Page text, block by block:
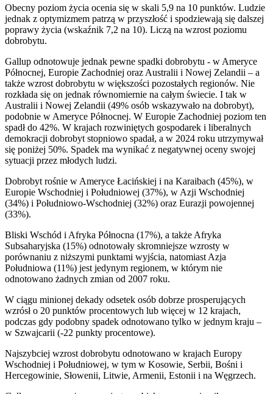
Obecny poziom życia ocenia się w skali 5,9 na 10 punktów. Ludzie
jednak z optymizmem patrzą w przyszłość i spodziewają się dalszej
poprawy życia (wskaźnik 7,2 na 10). Liczą na wzrost poziomu
dobrobytu.
Gallup odnotowuje jednak pewne spadki dobrobytu - w Ameryce
Północnej, Europie Zachodniej oraz Australii i Nowej Zelandii – a
także wzrost dobrobytu w większości pozostałych regionów. Nie
rozkłada się on jednak równomiernie na całym świecie. I tak w
Australii i Nowej Zelandii (49% osób wskazywało na dobrobyt),
podobnie w Ameryce Północnej. W Europie Zachodniej poziom ten
spadł do 42%. W krajach rozwiniętych gospodarek i liberalnych
demokracji dobrobyt stopniowo spadał, a w 2024 roku utrzymywał
się poniżej 50%. Spadek ma wynikać z negatywnej oceny swojej
sytuacji przez młodych ludzi.
Dobrobyt rośnie w Ameryce Łacińskiej i na Karaibach (45%), w
Europie Wschodniej i Południowej (37%), w Azji Wschodniej
(34%) i Południowo-Wschodniej (32%) oraz Eurazji powojennej
(33%).
Bliski Wschód i Afryka Północna (17%), a także Afryka
Subsaharyjska (15%) odnotowały skromniejsze wzrosty w
porównaniu z niższymi punktami wyjścia, natomiast Azja
Południowa (11%) jest jedynym regionem, w którym nie
odnotowano żadnych zmian od 2007 roku.
W ciągu minionej dekady odsetek osób dobrze prosperujących
wzrósł o 20 punktów procentowych lub więcej w 12 krajach,
podczas gdy podobny spadek odnotowano tylko w jednym kraju –
w Szwajcarii (-22 punkty procentowe).
Najszybciej wzrost dobrobytu odnotowano w krajach Europy
Wschodniej i Południowej, w tym w Kosowie, Serbii, Bośni i
Hercegowinie, Słowenii, Litwie, Armenii, Estonii i na Węgrzech.